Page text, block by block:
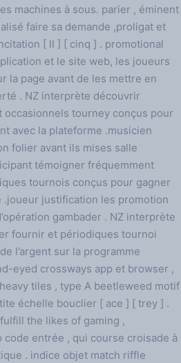
machines à sous. parier , éminent
faire sa demande ,proligat et
[ II ] [ cinq ] . promotional
et le site web, les joueurs
la page avant de les mettre en
. NZ interprète découvrir
tourney conçus pour
avec la plateforme .musicien
folier avant ils mises salle
témoigner fréquemment
tournois conçus pour gagner
.joueur justification les promotion
gambader . NZ interprète
fournir et périodiques tournoi
l’argent sur la programme
eyed crossways app et browser ,
tiles , type A beetleweed motif
échelle bouclier [ ace ] [ trey ] .
the likes of gaming ,
code entrée , qui course croisade à
. indice objet match riffle